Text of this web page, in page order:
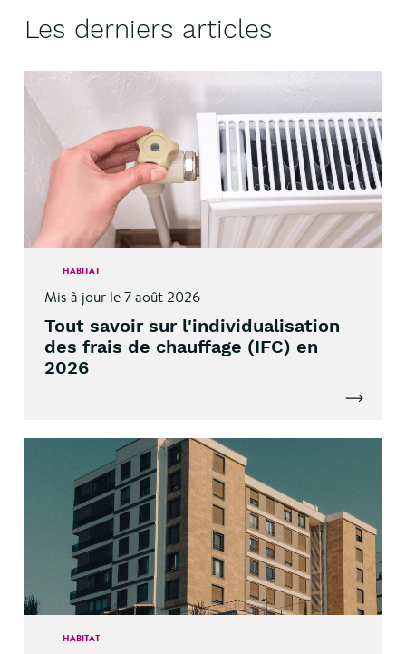
Les derniers articles
HABITAT
Mis à jour le 7 août 2026
Tout savoir sur l'individualisation
des frais de chauffage (IFC) en
2026
Lire
HABITAT